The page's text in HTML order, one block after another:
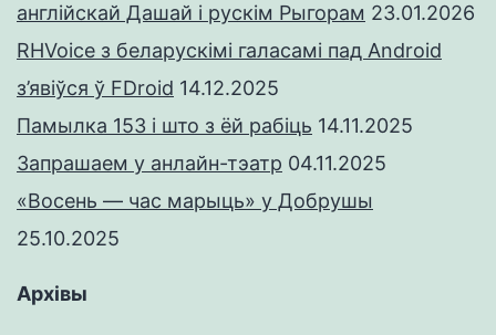
англійскай Дашай і рускім Рыгорам 23.01.2026
RHVoice з беларускімі галасамі пад Android
з’явіўся ў FDroid 14.12.2025
Памылка 153 і што з ёй рабіць 14.11.2025
Запрашаем у анлайн-тэатр 04.11.2025
«Восень — час марыць» у Добрушы
25.10.2025
Архівы